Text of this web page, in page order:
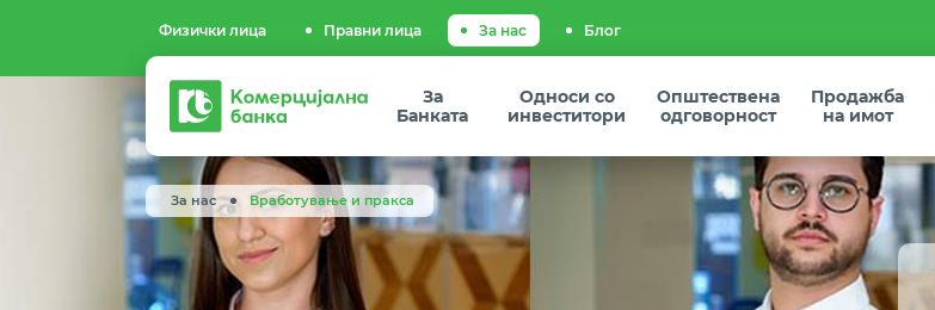
Физички лица Правни лица За нас Блог
Комерцијална
банка
За
Банката
Односи со
инвеститори
Општествена
одговорност
Продажба
на имот
За нас Вработување и пракса